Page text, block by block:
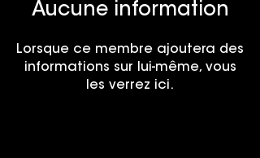
Aucune information
Lorsque ce membre ajoutera des
informations sur lui-même, vous
les verrez ici.